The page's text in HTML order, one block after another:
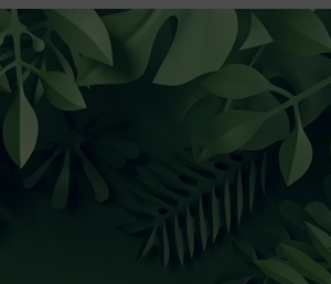
Dlaczego warto wybrać tę
Fototapeta Falista 3D łączy
profesjonalnego wydruku. To
mu indywidualnego rysu.
łatwy montaż dzięki przejrzystemu
indywidualne dopasowanie do
intensywne, trwałe kolory odporne
kilka wariantów materiału do